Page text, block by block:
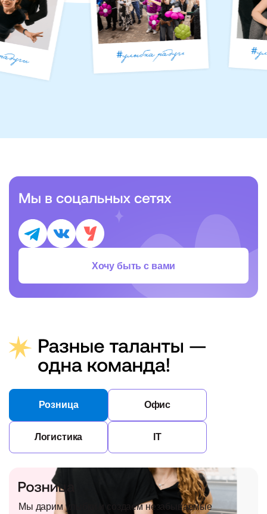
Хочу быть с вами
Розница Офис
Логистика IT
Мы дарим улыбки и создаем незабываемые